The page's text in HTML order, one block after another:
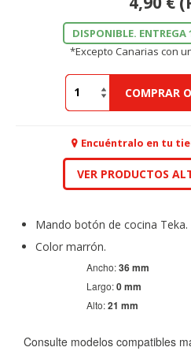
DISPONIBLE.
*Excepto Canarias con
COMPRAR
Encuéntralo en tu
VER PRODUCTOS
Mando botón de cocina Teka.
Color marrón.
Ancho:36 mm
Largo:0 mm
Alto:21 mm
Consulte modelos compatibles